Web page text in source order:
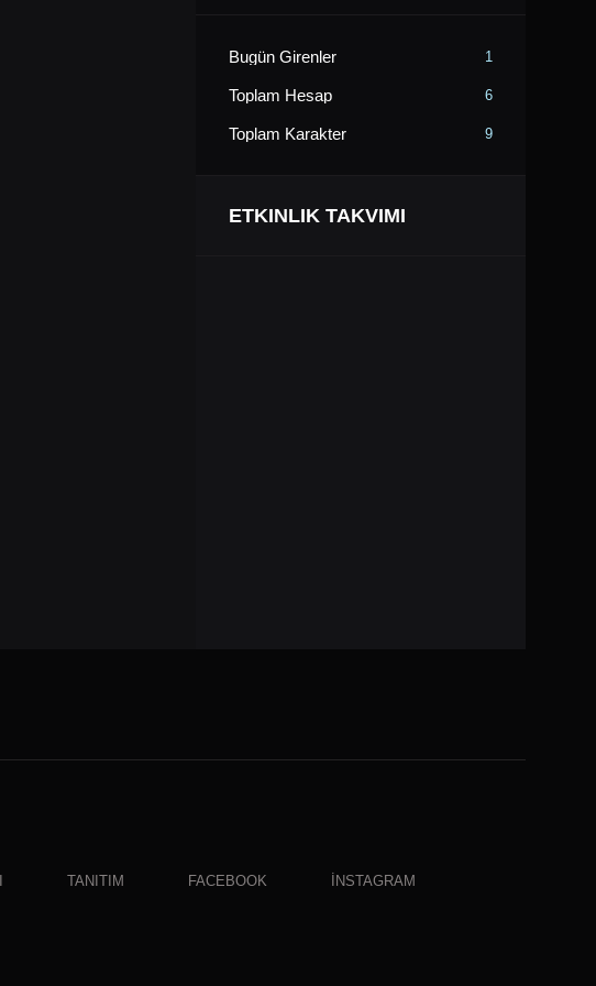
Bugün Girenler 1
Toplam Hesap 6
Toplam Karakter 9
ETKINLIK TAKVIMI
TANITIM FACEBOOK İNSTAGRAM